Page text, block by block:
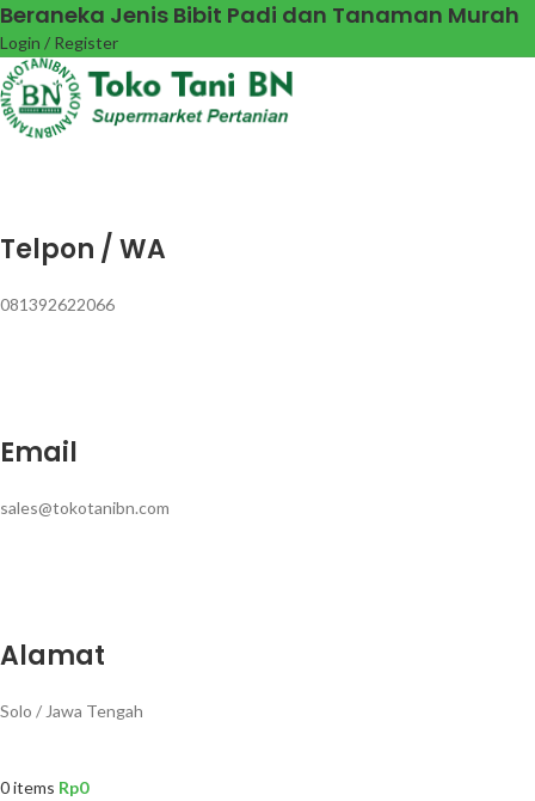
Beraneka Jenis Bibit Padi dan Tanaman Murah
Login / Register
Telpon / WA
081392622066
Email
sales@tokotanibn.com
Alamat
Solo / Jawa Tengah
0items Rp0